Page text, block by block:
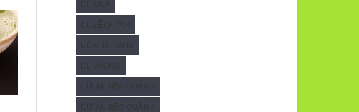
DÙ ĐẸP
DÙ LỆCH TÂM
DÙ NHÀ HÀNG
DỰ ÁN BĐS QUẬN 2
DỰ ÁN BĐS QUẬN 4